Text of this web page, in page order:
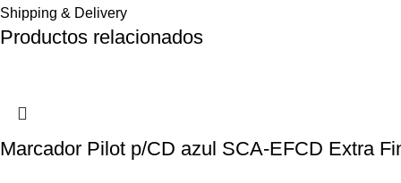
Shipping & Delivery
Productos relacionados
Marcador Pilot p/CD azul SCA-EFCD Extra